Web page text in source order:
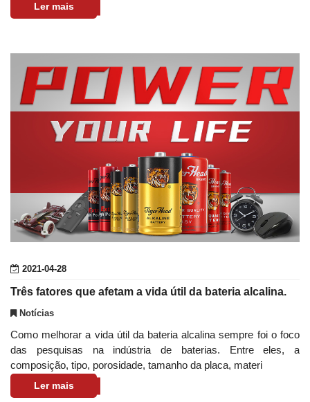
Ler mais
2021-04-28
Três fatores que afetam a vida útil da bateria alcalina.
Notícias
Como melhorar a vida útil da bateria alcalina sempre foi o foco
das pesquisas na indústria de baterias. Entre eles, a
composição, tipo, porosidade, tamanho da placa, materi
Ler mais